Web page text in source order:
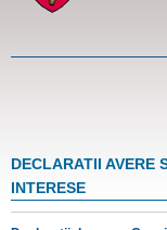
DECLARATII AVERE
INTERESE